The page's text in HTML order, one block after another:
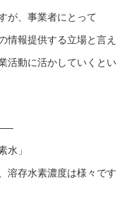
が、事業者にとって
情報提供する立場と言え
活動に活かしていくとい
水」
溶存水素濃度は様々です